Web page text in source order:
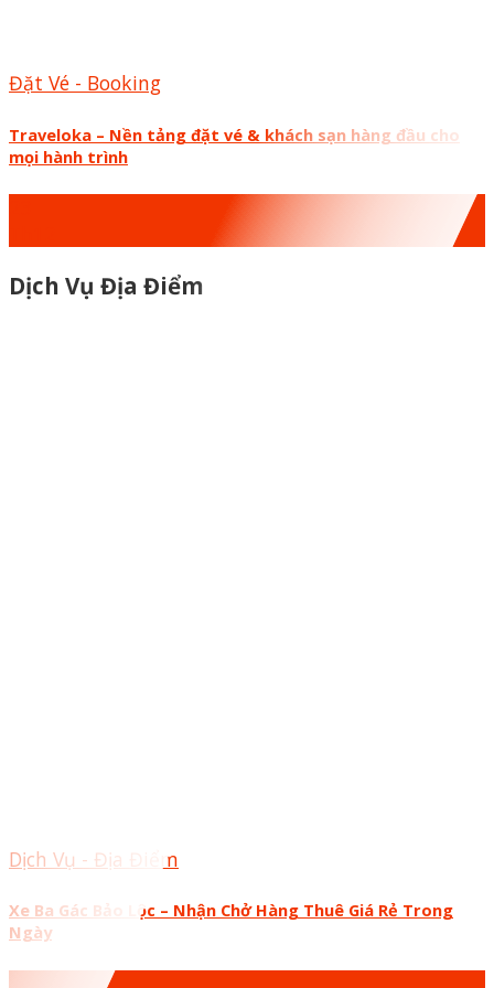
Đặt Vé - Booking
Traveloka – Nền tảng đặt vé & khách sạn hàng đầu cho
mọi hành trình
Dịch Vụ Địa Điểm
Dịch Vụ - Địa Điểm
Xe Ba Gác Bảo Lộc – Nhận Chở Hàng Thuê Giá Rẻ Trong
Ngày